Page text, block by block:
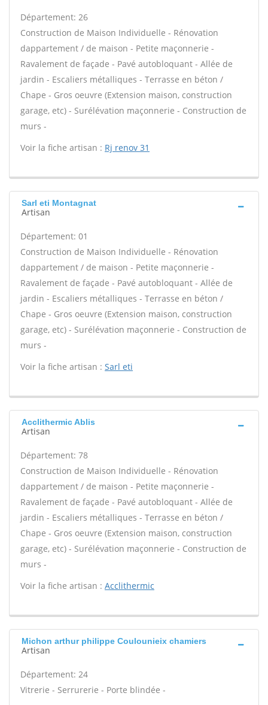
Département: 26
Construction de Maison Individuelle - Rénovation
dappartement / de maison - Petite maçonnerie -
Ravalement de façade - Pavé autobloquant - Allée de
jardin - Escaliers métalliques - Terrasse en béton /
Chape - Gros oeuvre (Extension maison, construction
garage, etc) - Surélévation maçonnerie - Construction de
murs -
Voir la fiche artisan : Rj renov 31
Sarl eti Montagnat
Artisan
Département: 01
Construction de Maison Individuelle - Rénovation
dappartement / de maison - Petite maçonnerie -
Ravalement de façade - Pavé autobloquant - Allée de
jardin - Escaliers métalliques - Terrasse en béton /
Chape - Gros oeuvre (Extension maison, construction
garage, etc) - Surélévation maçonnerie - Construction de
murs -
Voir la fiche artisan : Sarl eti
Acclithermic Ablis
Artisan
Département: 78
Construction de Maison Individuelle - Rénovation
dappartement / de maison - Petite maçonnerie -
Ravalement de façade - Pavé autobloquant - Allée de
jardin - Escaliers métalliques - Terrasse en béton /
Chape - Gros oeuvre (Extension maison, construction
garage, etc) - Surélévation maçonnerie - Construction de
murs -
Voir la fiche artisan : Acclithermic
Michon arthur philippe Coulounieix chamiers
Artisan
Département: 24
Vitrerie - Serrurerie - Porte blindée -